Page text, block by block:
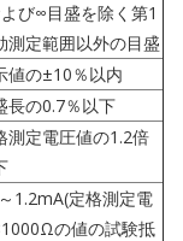
び∞目盛を除く第1
測定範囲以外の目盛
値の±10％以内
長の0.7％以下
測定電圧値の1.2倍
1.2mA(定格測定電
の値の試験抵